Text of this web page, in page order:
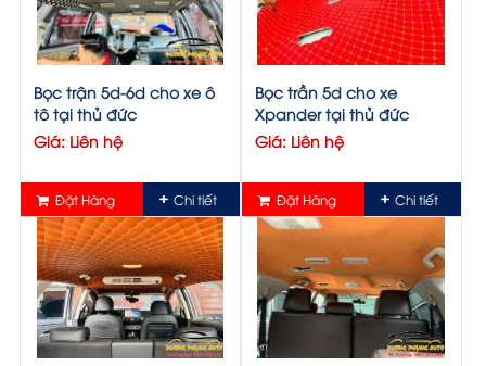
Bọc trận 5d-6d cho xe ô
tô tại thủ đức
Giá: Liên hệ
Đặt Hàng Chi tiết
Bọc trần 5d cho xe
Xpander tại thủ đức
Giá: Liên hệ
Đặt Hàng Chi tiết